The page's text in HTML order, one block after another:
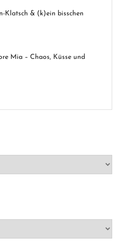
Klatsch & (k)ein bisschen
Mia – Chaos, Küsse und